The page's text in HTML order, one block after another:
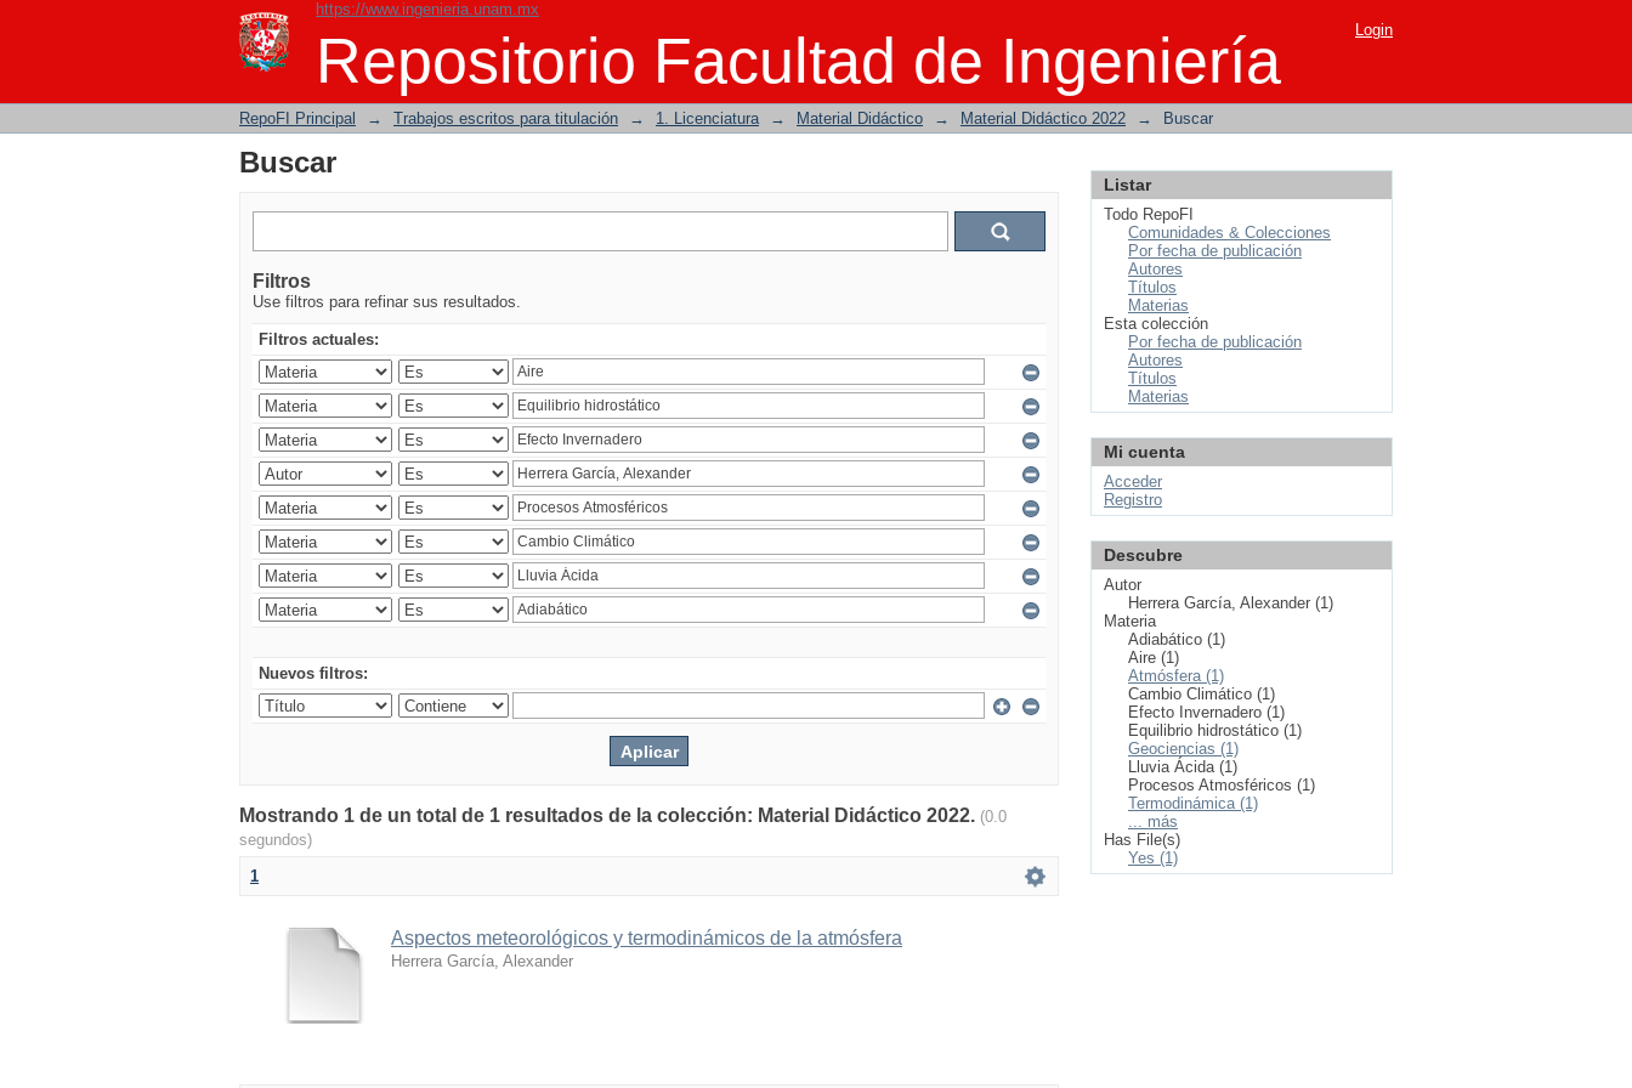
https://www.ingenieria.unam.mx
Repositorio Facultad de Ingeniería
Buscar Login
RepoFI Principal → Trabajos escritos para titulación → 1. Licenciatura → Material Didáctico → Material Didáctico 2022 → Buscar
Buscar
Filtros
Use filtros para refinar sus resultados.
Filtros actuales:
Nuevos filtros:
Mostrando 1 de un total de 1 resultados de la colección: Material Didáctico 2022. (0.0
segundos)
1
Aspectos meteorológicos y termodinámicos de la atmósfera
Herrera García, Alexander
Listar
Todo RepoFI
Comunidades & Colecciones
Por fecha de publicación
Autores
Títulos
Materias
Esta colección
Por fecha de publicación
Autores
Títulos
Materias
Mi cuenta
Acceder
Registro
Descubre
Autor
Herrera García, Alexander (1)
Materia
Adiabático (1)
Aire (1)
Atmósfera (1)
Cambio Climático (1)
Efecto Invernadero (1)
Equilibrio hidrostático (1)
Geociencias (1)
Lluvia Ácida (1)
Procesos Atmosféricos (1)
Termodinámica (1)
... más
Has File(s)
Yes (1)